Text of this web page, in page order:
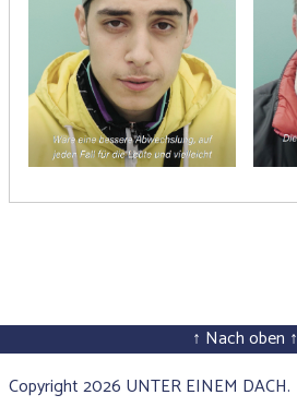
↑ Nach oben ↑
Copyright 2026 UNTER EINEM DACH.